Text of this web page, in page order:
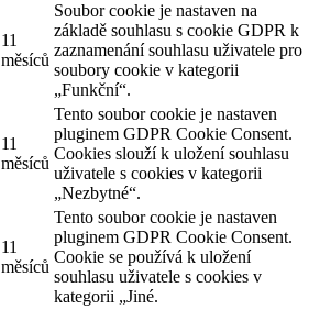
11
měsíců
Soubor cookie je nastaven na
základě souhlasu s cookie GDPR k
zaznamenání souhlasu uživatele pro
soubory cookie v kategorii
„Funkční“.
11
měsíců
Tento soubor cookie je nastaven
pluginem GDPR Cookie Consent.
Cookies slouží k uložení souhlasu
uživatele s cookies v kategorii
„Nezbytné“.
11
měsíců
Tento soubor cookie je nastaven
pluginem GDPR Cookie Consent.
Cookie se používá k uložení
souhlasu uživatele s cookies v
kategorii „Jiné.